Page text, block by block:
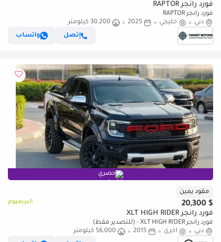
فورد رانجر RAPTOR
فورد رانجر RAPTOR
دبي
خليجي 2025
30,200 كيلومتر
إتصل
واتساب
حصري
مقود يمين
$ 20,300 البريميوم
فورد رانجر XLT HIGH RIDER
فورد رانجر XLT HIGH RIDER - (للتصدير فقط)
دبي
أخرى 2015
56,000 كيلومتر